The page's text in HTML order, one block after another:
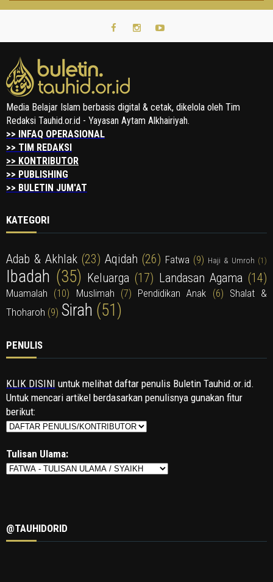
Media Belajar Islam berbasis digital & cetak, dikelola oleh Tim
Redaksi Tauhid.or.id - Yayasan Aytam Alkhairiyah.
>> INFAQ OPERASIONAL
>> TIM REDAKSI
>> KONTRIBUTOR
>> PUBLISHING
>> BULETIN JUM'AT
KATEGORI
Adab & Akhlak (23) Aqidah (26) Fatwa (9) Haji & Umroh (1)
Ibadah (35) Keluarga (17) Landasan Agama (14)
Muamalah (10) Muslimah (7) Pendidikan Anak (6) Shalat &
Thoharoh (9) Sirah (51)
PENULIS
KLIK DISINI untuk melihat daftar penulis Buletin Tauhid.or.id.
Untuk mencari artikel berdasarkan penulisnya gunakan fitur
berikut:
Tulisan Ulama:
@TAUHIDORID